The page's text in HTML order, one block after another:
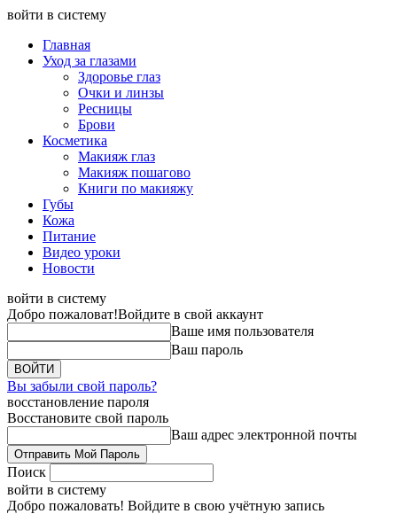
войти в систему
Главная
Уход за глазами
Здоровье глаз
Очки и линзы
Ресницы
Брови
Косметика
Макияж глаз
Макияж пошагово
Книги по макияжу
Губы
Кожа
Питание
Видео уроки
Новости
войти в систему
Добро пожаловат!Войдите в свой аккаунт
Ваше имя пользователя
Ваш пароль
Вы забыли свой пароль?
восстановление пароля
Восстановите свой пароль
Ваш адрес электронной почты
Поиск
войти в систему
Добро пожаловать! Войдите в свою учётную запись